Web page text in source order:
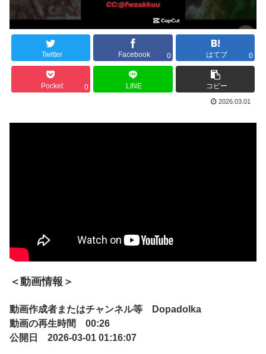
Twitter Facebook 0 はてブ 0
Pocket 0 LINE コピー
2026.03.01
＜動画情報＞
動画作成者またはチャンネル等 Dopadolka
動画の再生時間 00:26
公開日 2026-03-01 01:16:07